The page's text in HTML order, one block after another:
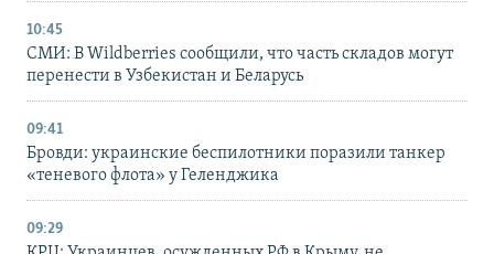
10:45
СМИ: В Wildberries сообщили, что часть складов могут
перенести в Узбекистан и Беларусь
09:41
Бровди: украинские беспилотники поразили танкер
«теневого флота» у Геленджика
09:29